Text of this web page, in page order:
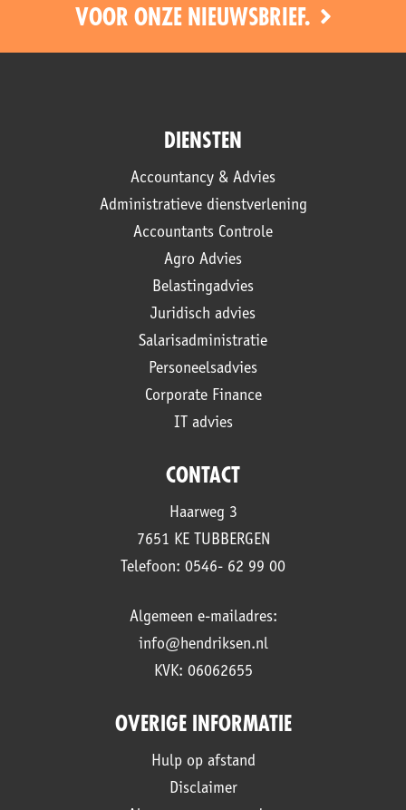
VOOR ONZE NIEUWSBRIEF.
DIENSTEN
Accountancy & Advies
Administratieve dienstverlening
Accountants Controle
Agro Advies
Belastingadvies
Juridisch advies
Salarisadministratie
Personeelsadvies
Corporate Finance
IT advies
CONTACT
Haarweg 3
7651 KE TUBBERGEN
Telefoon: 0546- 62 99 00
Algemeen e-mailadres:
info@hendriksen.nl
KVK: 06062655
OVERIGE INFORMATIE
Hulp op afstand
Disclaimer